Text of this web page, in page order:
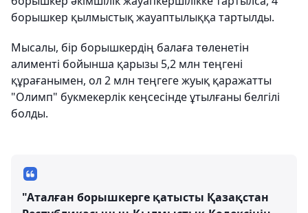
борышкер қылмыстық жауаптылыққа тартылды.
Мысалы, бір борышкердің балаға төленетін
алименті бойынша қарызы 5,2 млн теңгені
құрағанымен, ол 2 млн теңгеге жуық қаражатты
"Олимп" букмекерлік кеңсесінде ұтылғаны белгілі
болды.
"Аталған борышкерге қатысты Қазақстан